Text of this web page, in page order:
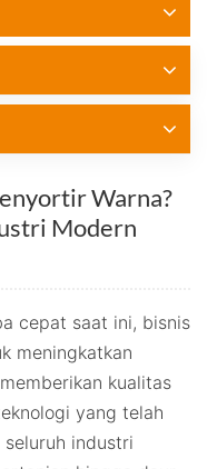
Warna?
Modern
cepat saat ini, bisnis
meningkatkan
kualitas
yang telah
industri